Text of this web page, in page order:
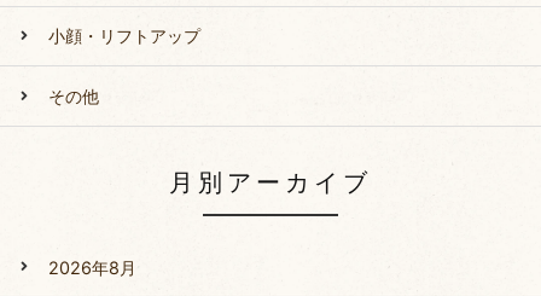
小顔・リフトアップ
その他
月別アーカイブ
2026年8月